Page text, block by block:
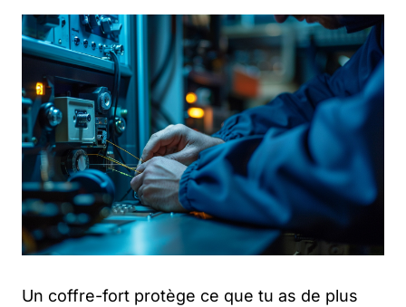
Un coffre-fort protège ce que tu as de plus